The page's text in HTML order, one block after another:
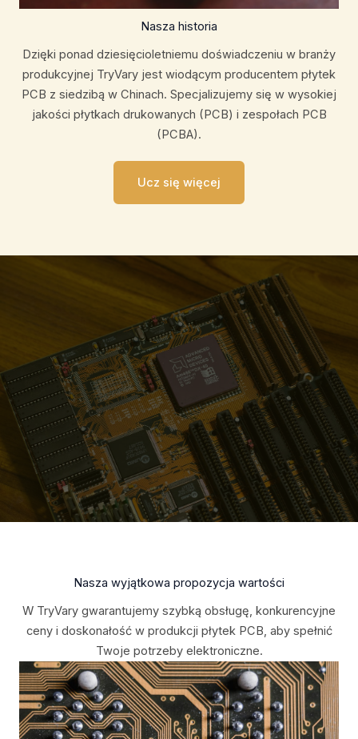
Nasza historia
Dzięki ponad dziesięcioletniemu doświadczeniu w branży
produkcyjnej TryVary jest wiodącym producentem płytek
PCB z siedzibą w Chinach. Specjalizujemy się w wysokiej
jakości płytkach drukowanych (PCB) i zespołach PCB
(PCBA).
Ucz się więcej
Nasza wyjątkowa propozycja wartości
W TryVary gwarantujemy szybką obsługę, konkurencyjne
ceny i doskonałość w produkcji płytek PCB, aby spełnić
Twoje potrzeby elektroniczne.